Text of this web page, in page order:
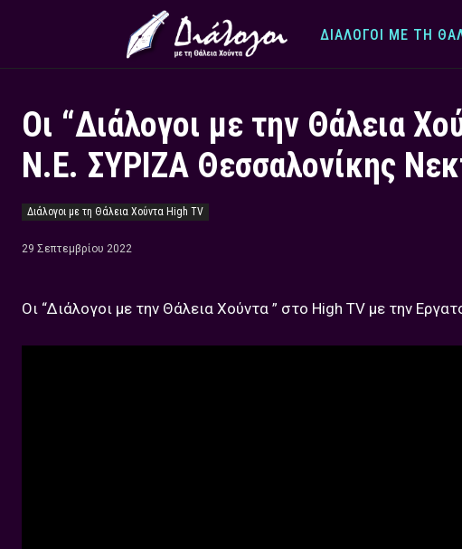
ΔΙΆΛΟΓΟΙ ΜΕ ΤΗ
Οι “Διάλογοι με την Θάλεια
Ν.Ε. ΣΥΡΙΖΑ Θεσσαλονίκης
Διάλογοι με τη Θάλεια Χούντα High TV
29 Σεπτεμβρίου 2022
Οι “Διάλογοι με την Θάλεια Χούντα ” στο High TV με την